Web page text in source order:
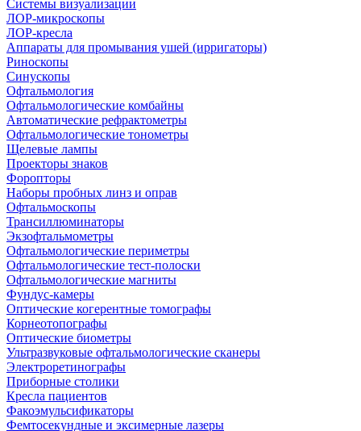
Системы визуализации
ЛОР-микроскопы
ЛОР-кресла
Аппараты для промывания ушей (ирригаторы)
Риноскопы
Синускопы
Офтальмология
Офтальмологические комбайны
Автоматические рефрактометры
Офтальмологические тонометры
Щелевые лампы
Проекторы знаков
Форопторы
Наборы пробных линз и оправ
Офтальмоскопы
Трансиллюминаторы
Экзофтальмометры
Офтальмологические периметры
Офтальмологические тест-полоски
Офтальмологические магниты
Фундус-камеры
Оптические когерентные томографы
Корнеотопографы
Оптические биометры
Ультразвуковые офтальмологические сканеры
Электроретинографы
Приборные столики
Кресла пациентов
Факоэмульсификаторы
Фемтосекундные и эксимерные лазеры